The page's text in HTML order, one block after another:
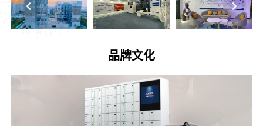
Previous Next
品牌文化